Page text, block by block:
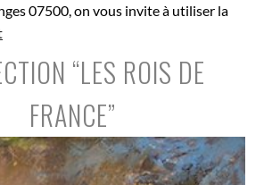
07500, on vous invite à utiliser la
“LES ROIS DE
FRANCE”